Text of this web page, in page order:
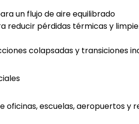
un flujo de aire equilibrado
reducir pérdidas térmicas y
colapsadas y transiciones
oficinas, escuelas, aeropuertos y